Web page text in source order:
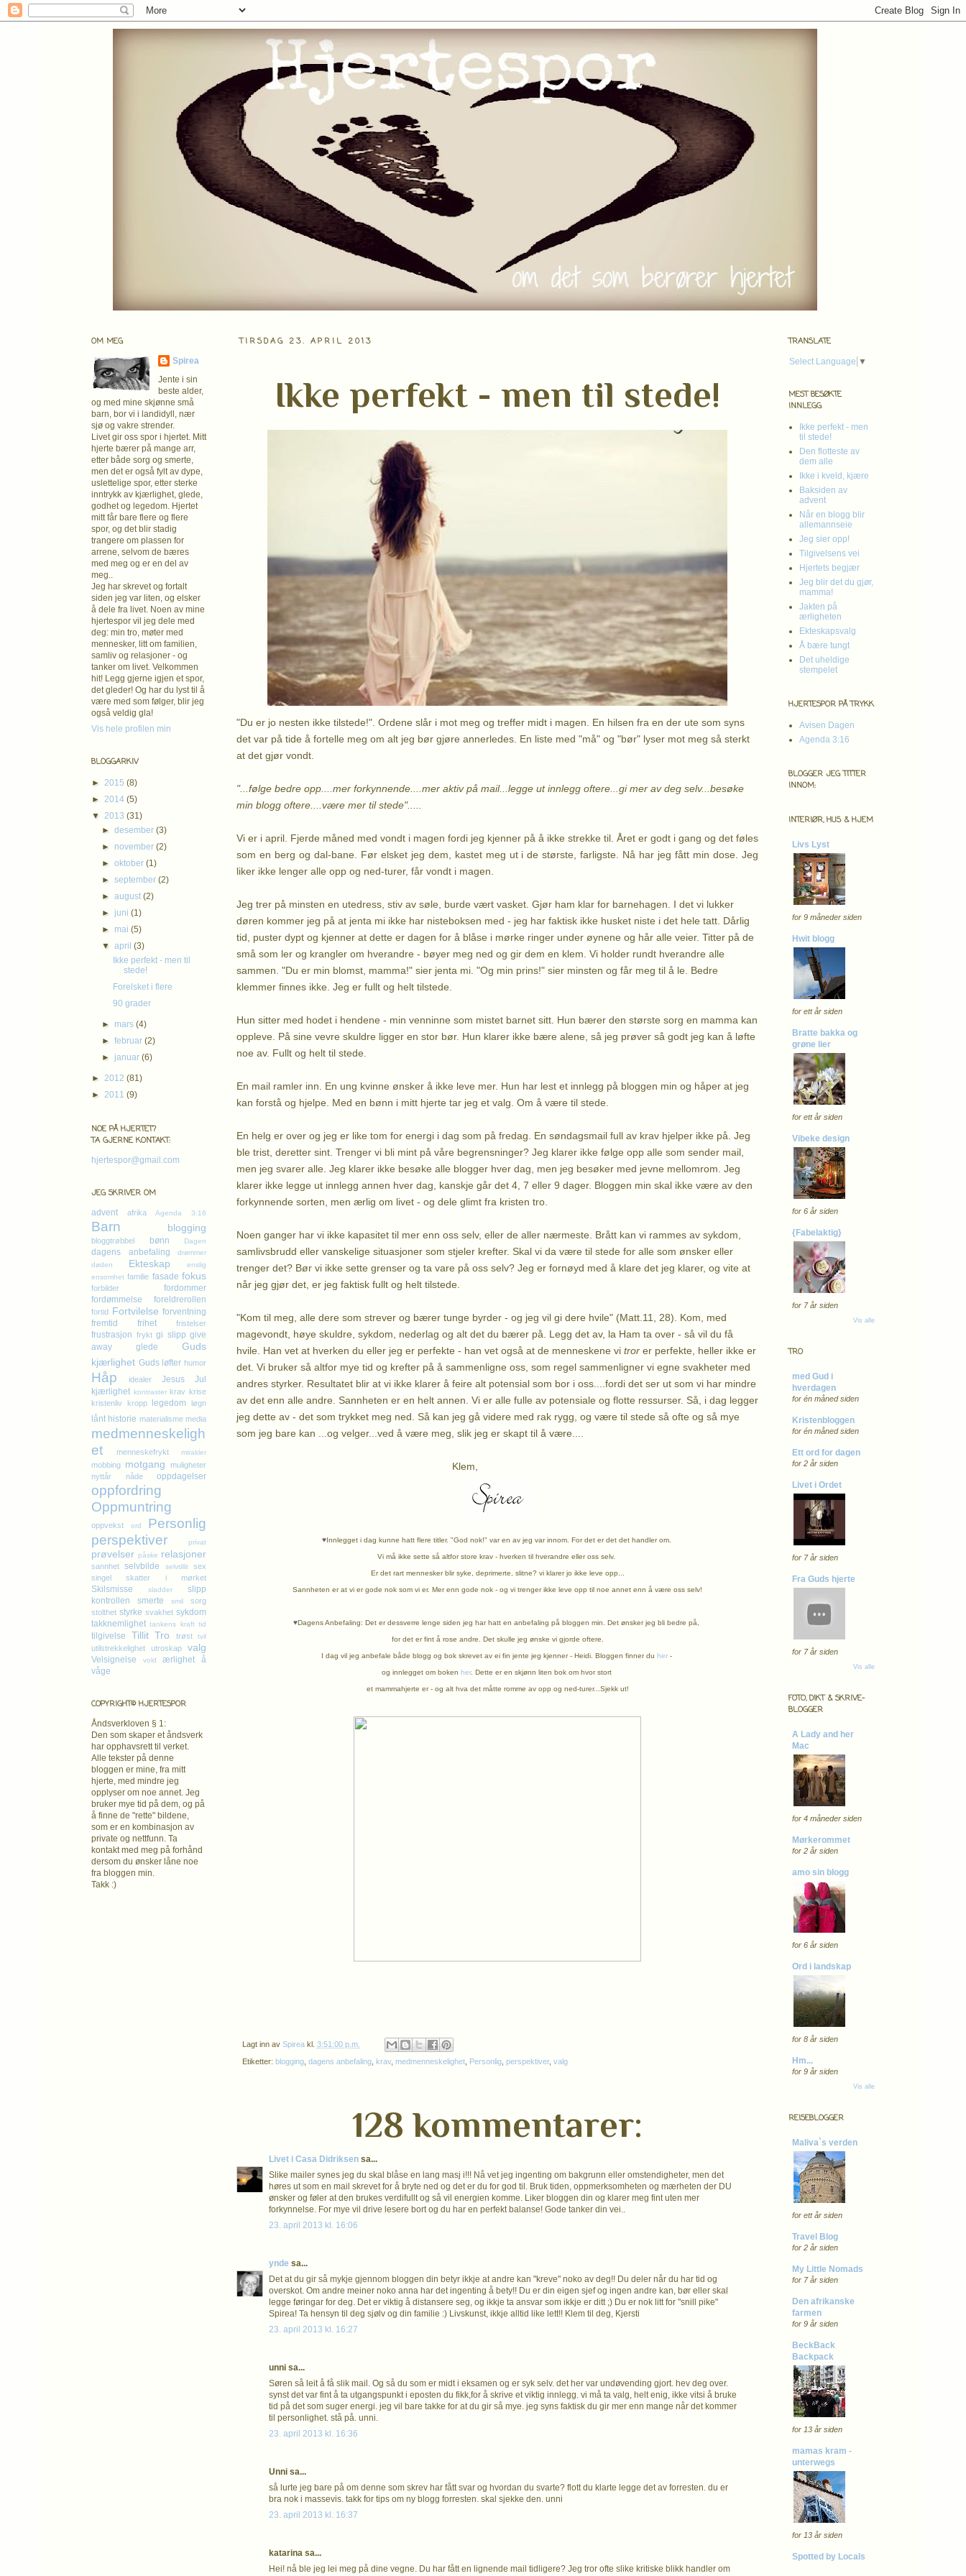
TIRSDAG 23. APRIL 2013
Ikke perfekt - men til stede!
"Du er jo nesten ikke tilstede!". Ordene slår i mot meg og treffer midt i magen. En hilsen fra en der ute som syns
det var på tide å fortelle meg om alt jeg bør gjøre annerledes. En liste med "må" og "bør" lyser mot meg så sterkt
at det gjør vondt.
"...følge bedre opp....mer forkynnende....mer aktiv på mail...legge ut innlegg oftere...gi mer av deg selv...besøke
min blogg oftere....være mer til stede".....
Vi er i april. Fjerde måned med vondt i magen fordi jeg kjenner på å ikke strekke til. Året er godt i gang og det føles
som en berg og dal-bane. Før elsket jeg dem, kastet meg ut i de største, farligste. Nå har jeg fått min dose. Jeg
liker ikke lenger alle opp og ned-turer, får vondt i magen.
Jeg trer på minsten en utedress, stiv av søle, burde vært vasket. Gjør ham klar for barnehagen. I det vi lukker
døren kommer jeg på at jenta mi ikke har nisteboksen med - jeg har faktisk ikke husket niste i det hele tatt. Dårlig
tid, puster dypt og kjenner at dette er dagen for å blåse i mørke ringer under øynene og hår alle veier. Titter på de
små som ler og krangler om hverandre - bøyer meg ned og gir dem en klem. Vi holder rundt hverandre alle
sammen. "Du er min blomst, mamma!" sier jenta mi. "Og min prins!" sier minsten og får meg til å le. Bedre
klemmer finnes ikke. Jeg er fullt og helt tilstede.
Hun sitter med hodet i hendene - min venninne som mistet barnet sitt. Hun bærer den største sorg en mamma kan
oppleve. På sine vevre skuldre ligger en stor bør. Hun klarer ikke bære alene, så jeg prøver så godt jeg kan å løfte
noe av. Fullt og helt til stede.
En mail ramler inn. En ung kvinne ønsker å ikke leve mer. Hun har lest et innlegg på bloggen min og håper at jeg
kan forstå og hjelpe. Med en bønn i mitt hjerte tar jeg et valg. Om å være til stede.
En helg er over og jeg er like tom for energi i dag som på fredag. En søndagsmail full av krav hjelper ikke på. Jeg
ble trist, deretter sint. Trenger vi bli mint på våre begrensninger? Jeg klarer ikke følge opp alle som sender mail,
men jeg svarer alle. Jeg klarer ikke besøke alle blogger hver dag, men jeg besøker med jevne mellomrom. Jeg
klarer ikke legge ut innlegg annen hver dag, kanskje går det 4, 7 eller 9 dager. Bloggen min skal ikke være av den
forkynnende sorten, men ærlig om livet - og dele glimt fra kristen tro.
Noen ganger har vi ikke kapasitet til mer enn oss selv, eller de aller nærmeste. Brått kan vi rammes av sykdom,
samlivsbrudd eller vanskelige situasjoner som stjeler krefter. Skal vi da være til stede for alle som ønsker eller
trenger det? Bør vi ikke sette grenser og ta vare på oss selv? Jeg er fornøyd med å klare det jeg klarer, og vite at
når jeg gjør det, er jeg faktisk fullt og helt tilstede.
"Kom til meg, alle dere som strever og bærer tunge byrder - og jeg vil gi dere hvile" (Matt.11, 28). Kom, med
magevondt, høye skuldre, sykdom, nederlag og alt det du bærer på. Legg det av, la Ham ta over - så vil du få
hvile. Han vet at hverken du eller jeg er perfekte - han vet også at de menneskene vi tror er perfekte, heller ikke er
det. Vi bruker så altfor mye tid og krefter på å sammenligne oss, som regel sammenligner vi egne svakheter med
andres styrker. Resultatet blir at vi ikke klarer å feire alt potensial som bor i oss....fordi det ser ut som vi har mindre
av det enn alle andre. Sannheten er en helt annen. Vi er alle fulle av potensiale og flotte ressurser. Så, i dag legger
jeg dette av - det som trykket meg ned. Så kan jeg gå videre med rak rygg, og være til stede så ofte og så mye
som jeg bare kan ...og velger...ved å være meg, slik jeg er skapt til å være....
Klem,
♥Innlegget i dag kunne hatt flere titler. "God nok!" var en av jeg var innom. For det er det det handler om.
Vi må ikke sette så altfor store krav - hverken til hverandre eller oss selv.
Er det rart mennesker blir syke, deprimerte, slitne? vi klarer jo ikke leve opp...
Sannheten er at vi er gode nok som vi er. Mer enn gode nok - og vi trenger ikke leve opp til noe annet enn å være oss selv!
♥Dagens Anbefaling: Det er dessverre lenge siden jeg har hatt en anbefaling på bloggen min. Det ønsker jeg bli bedre på,
for det er fint å rose andre. Det skulle jeg ønske vi gjorde oftere.
I dag vil jeg anbefale både blogg og bok skrevet av ei fin jente jeg kjenner - Heidi. Bloggen finner du her-
og innlegget om boken her. Dette er en skjønn liten bok om hvor stort
et mammahjerte er - og alt hva det måtte romme av opp og ned-turer...Sjekk ut!
Lagt inn av Spirea kl. 3:51:00 p.m.
Etiketter: blogging dagens anbefaling krav, medmenneskelighet Personlig perspektiver, valg
128 kommentarer:
Livet i Casa Didriksen sa...
Slike mailer synes jeg du skal blåse en lang masj i!!! Nå vet jeg ingenting om bakgrunn eller omstendigheter, men det
høres ut som en mail skrevet for å bryte ned og det er du for god til. Bruk tiden, oppmerksomheten og mærheten der DU
ønsker og føler at den brukes verdifullt og så vil energien komme. Liker bloggen din og klarer meg fint uten mer
forkynnelse. For mye vil drive lesere bort og du har en perfekt balanse! Gode tanker din vei..
23. april 2013 kl. 16:06
ynde sa...
Det at du gir så mykje gjennom bloggen din betyr ikkje at andre kan "kreve" noko av deg!! Du deler når du har tid og
overskot. Om andre meiner noko anna har det ingenting å bety!! Du er din eigen sjef og ingen andre kan, bør eller skal
legge føringar for deg. Det er viktig å distansere seg, og ikkje ta ansvar som ikkje er ditt ;) Du er nok litt for "snill pike"
Spirea! Ta hensyn til deg sjølv og din familie :) Livskunst, ikkje alltid like lett!! Klem til deg, Kjersti
23. april 2013 kl. 16:27
unni sa...
Søren så leit å få slik mail. Og så du som er midt i eksamen og er syk selv. det her var undøvending gjort. hev deg over.
synst det var fint å ta utgangspunkt i eposten du fikk,for å skrive et viktig innlegg. vi må ta valg, helt enig, ikke vitsi å bruke
tid på det som suger energi. jeg vil bare takke for at du gir så mye. jeg syns faktisk du gir mer enn mange når det kommer
til personlighet. stå på. unni.
23. april 2013 kl. 16:36
Unni sa...
så lurte jeg bare på om denne som skrev har fått svar og hvordan du svarte? flott du klarte legge det av forresten. du er
bra nok i massevis. takk for tips om ny blogg forresten. skal sjekke den. unni
23. april 2013 kl. 16:37
katarina sa...
Hei! nå ble jeg lei meg på dine vegne. Du har fått en lignende mail tidligere? Jeg tror ofte slike kritiske blikk handler om
OM MEG
Spirea
Jente i sin
beste alder,
og med mine skjønne små
barn, bor vi i landidyll, nær
sjø og vakre strender.
Livet gir oss spor i hjertet. Mitt
hjerte bærer på mange arr,
etter både sorg og smerte,
men det er også fylt av dype,
uslettelige spor, etter sterke
inntrykk av kjærlighet, glede,
godhet og legedom. Hjertet
mitt får bare flere og flere
spor, og det blir stadig
trangere om plassen for
arrene, selvom de bæres
med meg og er en del av
meg..
Jeg har skrevet og fortalt
siden jeg var liten, og elsker
å dele fra livet. Noen av mine
hjertespor vil jeg dele med
deg: min tro, møter med
mennesker, litt om familien,
samliv og relasjoner - og
tanker om livet. Velkommen
hit! Legg gjerne igjen et spor,
det gleder! Og har du lyst til å
være med som følger, blir jeg
også veldig gla!
Vis hele profilen min
BLOGGARKIV
► 2015 (8)
► 2014 (5)
▼ 2013 (31)
►desember(3)
► november(2)
►oktober(1)
►september(2)
►august(2)
► juni(1)
► mai(5)
▼april(3)
Ikke perfekt - men til
stede!
Forelsket i flere
90 grader
► mars(4)
►februar(2)
► januar(6)
► 2012 (81)
► 2011 (9)
NOE PÅ HJERTET?
TA GJERNE KONTAKT:
hjertespor@gmail.com
JEG SKRIVER OM
advent afrika Agenda 3:16
Barn blogging
bloggtrøbbel bønn Dagen
dagens anbefaling
drømmer
døden
Ekteskap
enslig
ensomhet familie fasade fokus
forbilder
fordommer
fordømmelse
foreldrerollen
fortid Fortvilelse forventning
fremtid
frihet fristelser
frustrasjon frykt gi slipp give
away
glede
Guds
kjærlighet Guds løfter humor
Håp idealer Jesus
Jul
kjærlighet kontraster krav krise
kristenliv kropp legedom løgn
lånt historie materialisme media
medmenneskeligh
et
menneskefrykt mirakler
mobbing motgang
muligheter
nyttår
nåde oppdagelser
oppfordring
Oppmuntring
oppvekst ord
Personlig
perspektiver
privat
prøvelser påske relasjoner
sannhet selvbilde selvtillit
sex
singel
skatter i mørket
Skilsmisse sladder
slipp
kontrollen
smerte smil
sorg
stolthet styrke svakhet sykdom
takknemlighet tankens kraft tid
tilgivelse Tillit Tro trøst tvil
utilstrekkelighet utroskap valg
Velsignelse vold ærlighet
å
våge
COPYRIGHT© HJERTESPOR
Åndsverkloven § 1:
Den som skaper et åndsverk
har opphavsretttil verket.
Alle tekster på denne
bloggen er mine, fra mitt
hjerte, med mindre jeg
opplyser om noe annet. Jeg
bruker mye tid på dem, og på
å finne de "rette" bildene,
som er en kombinasjon av
private og nettfunn. Ta
kontakt med meg på forhånd
dersom du ønsker låne noe
fra bloggen min.
Takk :)
TRANSLATE
Select Language ▼
MEST BESØKTE
INNLEGG
Ikke perfekt - men
til stede!
Den flotteste av
dem alle
Ikke i kveld, kjære
Baksiden av
advent
Når en blogg blir
allemannseie
Jeg sier opp!
Tilgivelsens vei
Hjertets begjær
Jeg blir det du gjør,
mamma!
Jakten på
ærligheten
Ekteskapsvalg
Å bære tungt
Det uheldige
stempelet
HJERTESPOR PÅ TRYKK
Avisen Dagen
Agenda 3:16
BLOGGER JEG TITTER
INNOM:
INTERIØR, HUS & HJEM
Livs Lyst
for 9 måneder siden
Hwit blogg
for ett år siden
Bratte bakka og
grøne lier
for ett år siden
Vibeke design
for 6 år siden
{Fabelaktig}
for 7 år siden
Vis alle
TRO
med Gud i
hverdagen
for én måned siden
Kristenbloggen
for én måned siden
Ett ord for dagen
for 2 år siden
Livet i Ordet
for 7 år siden
Fra Guds hjerte
for 7 år siden
Vis alle
FOTO, DIKT & SKRIVE-
BLOGGER
A Lady and her
Mac
for 4 måneder siden
Mørkerommet
for 2 år siden
amo sin blogg
for 6 år siden
Ord i landskap
for 8 år siden
Hm...
for 9 år siden
Vis alle
REISEBLOGGER
Maliva`s verden
for ett år siden
Travel Blog
for 2 år siden
My Little Nomads
for 7 år siden
Den afrikanske
farmen
for 9 år siden
BeckBack
Backpack
for 13 år siden
mamas kram -
unterwegs
for 13 år siden
Spotted by Locals